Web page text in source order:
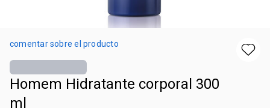
comentar sobre el producto
Homem Hidratante corporal 300
ml